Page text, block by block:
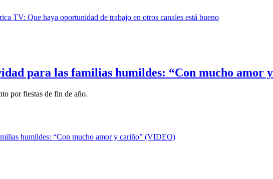
para las familias humildes: “Con mucho amor
por fiestas de fin de año.